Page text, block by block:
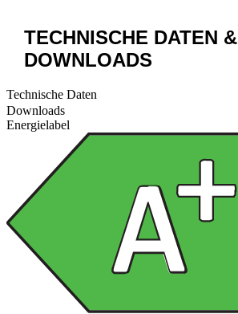
TECHNISCHE DATEN &
DOWNLOADS
Technische Daten
Downloads
Energielabel